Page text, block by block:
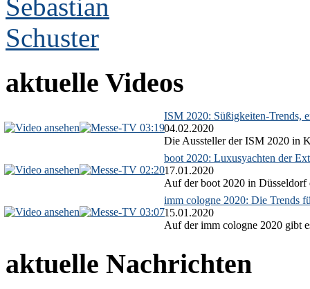
aktuelle Videos
03:19
ISM 2020: Süßigkeiten-Trends,
04.02.2020
Die Aussteller der ISM 2020 in
02:20
boot 2020: Luxusyachten der
17.01.2020
Auf der boot 2020 in Düsseldorf
03:07
imm cologne 2020: Die Trends
15.01.2020
Auf der imm cologne 2020 gibt
aktuelle Nachrichten